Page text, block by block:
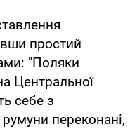
простий
"Поляки
Центральної
себе з
переконані,